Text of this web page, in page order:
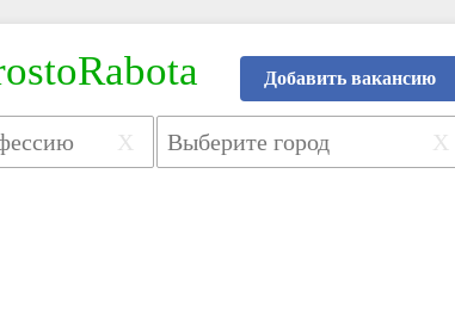
Добавить вакансию
X X